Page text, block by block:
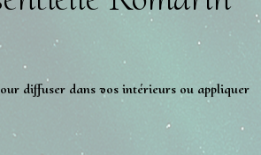
diffuser dans vos intérieurs ou appliquer